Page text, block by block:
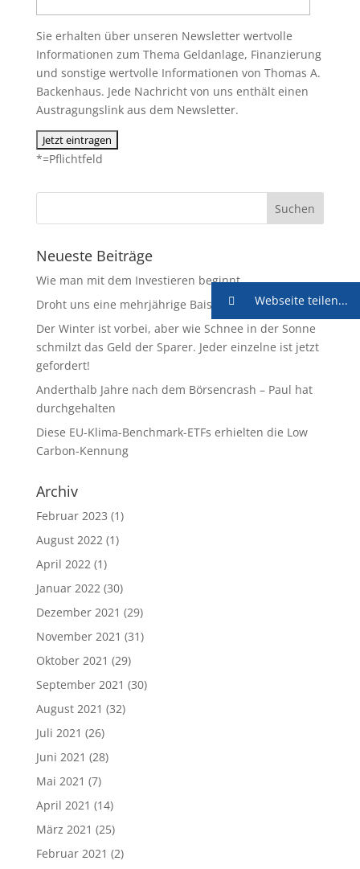
Sie erhalten über unseren Newsletter wertvolle
Informationen zum Thema Geldanlage, Finanzierung
und sonstige wertvolle Informationen von Thomas A.
Backenhaus. Jede Nachricht von uns enthält einen
Austragungslink aus dem Newsletter.
*=Pflichtfeld
Neueste Beiträge
Wie man mit dem Investieren beginnt
Droht uns eine mehrjährige Baisse?
Der Winter ist vorbei, aber wie Schnee in der Sonne
schmilzt das Geld der Sparer. Jeder einzelne ist jetzt
gefordert!
Anderthalb Jahre nach dem Börsencrash – Paul hat
durchgehalten
Diese EU-Klima-Benchmark-ETFs erhielten die Low
Carbon-Kennung
Archiv
Februar 2023 (1)
August 2022(1)
April 2022(1)
Januar 2022(30)
Dezember 2021 (29)
November 2021 (31)
Oktober 2021 (29)
September 2021 (30)
August 2021 (32)
Juli 2021 (26)
Juni 2021 (28)
Mai 2021 (7)
April 2021 (14)
März 2021 (25)
Februar 2021 (2)
Webseite teilen...